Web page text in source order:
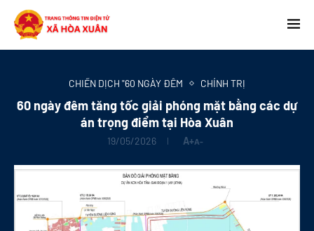
CHIẾN DỊCH "60 NGÀY ĐÊM CHÍNH TRỊ
60 ngày đêm tăng tốc giải phóng mặt bằng các dự
án trọng điểm tại Hòa Xuân
19/05/2026 A+A-